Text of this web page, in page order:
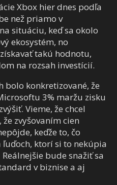
Xbox hier dnes podľa
než priamo v
situáciu, keď sa okolo
ekosystém, no
takú hodnotu,
na rozsah investícií.
bolo konkretizované, že
3% maržu zisku
Vieme, že chcel
zvyšovaním cien
keďže to, čo
ktorí si to nekúpia
bude snažiť sa
v biznise a aj